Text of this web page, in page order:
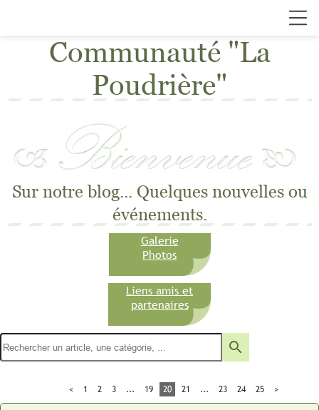
Communauté "La
Poudrière"
Sur notre blog... Quelques nouvelles ou
événements.
Galerie
Photos
Liens amis et
partenaires
search
< 1 2 3 ... 19 20 21 ... 23 24 25 >